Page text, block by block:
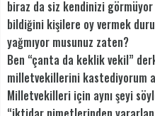
biraz da siz kendinizi
bildiğini kişilere oy vermek
yağmıyor musunuz zaten?
Ben “çanta da keklik vekil”
milletvekillerini kastediyorum
Milletvekilleri için aynı şeyi